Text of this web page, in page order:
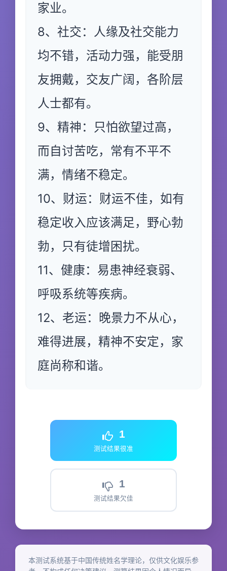
家业。
8、社交：人缘及社交能力
均不错，活动力强，能受朋
友拥戴，交友广阔，各阶层
人士都有。
9、精神：只怕欲望过高，
而自讨苦吃，常有不平不
满，情绪不稳定。
10、财运：财运不佳，如有
稳定收入应该满足，野心勃
勃，只有徒增困扰。
11、健康：易患神经衰弱、
呼吸系统等疾病。
12、老运：晚景力不从心，
难得进展，精神不安定，家
庭尚称和谐。
1
测试结果很准
1
测试结果欠佳
本测试系统基于中国传统姓名学理论，仅供文化娱乐参